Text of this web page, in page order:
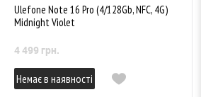
Ulefone Note 16 Pro (4/128Gb, NFC, 4G)
Midnight Violet
4 499 грн.
Немає в наявності